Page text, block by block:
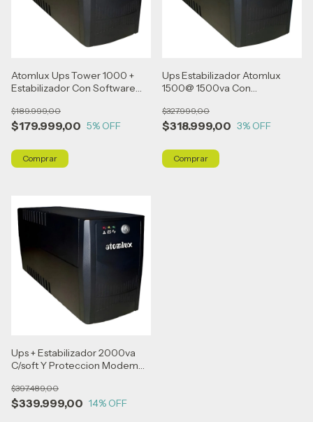
Atomlux Ups Tower 1000 +
Estabilizador Con Software
$179.999,00
$189.999,00
5% OFF
Ups Estabilizador Atomlux
1500@ 1500va Con
$318.999,00
$327.999,00
3% OFF
Ups + Estabilizador 2000va
C/soft Y Proteccion Modem
$339.999,00
$397.489,00
14% OFF